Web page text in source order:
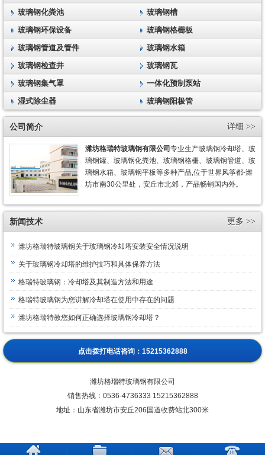
玻璃钢化粪池
玻璃钢槽
玻璃钢环保设备
玻璃钢格栅板
玻璃钢管道及管件
玻璃钢水箱
玻璃钢检查井
玻璃钢瓦
玻璃钢集气罩
一体化预制泵站
湿式除尘器
玻璃钢阳极管
公司简介 详细 >>
潍坊格瑞特玻璃钢有限公司 专业生产玻璃钢冷却塔、玻
璃钢罐、玻璃钢化粪池、玻璃钢格栅、玻璃钢管道、玻
璃钢水箱、玻璃钢平板等多种产品,位于世界风筝都-潍
坊市南30公里处，安丘市北郊，产品畅销国内外。
新闻技术 更多 >>
潍坊格瑞特玻璃钢关于玻璃钢冷却塔安装安全情况说明
关于玻璃钢冷却塔的维护技巧和具体保养方法
格瑞特玻璃钢：冷却塔及其制造方法和用途
格瑞特玻璃钢为您讲解冷却塔在使用中存在的问题
潍坊格瑞特教您如何正确选择玻璃钢冷却塔？
点击拨打电话咨询： 15215362888
潍坊格瑞特玻璃钢有限公司
销售热线： 0536-4736333 15215362888
地址：山东省潍坊市安丘206国道收费站北300米